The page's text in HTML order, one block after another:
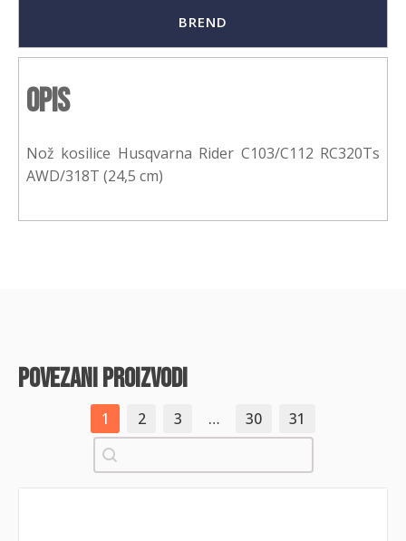
BREND
Opis
Nož kosilice Husqvarna Rider C103/C112 RC320Ts
AWD/318T (24,5 cm)
povezani proizvodi
1 2 3 … 30
31
Pretraži